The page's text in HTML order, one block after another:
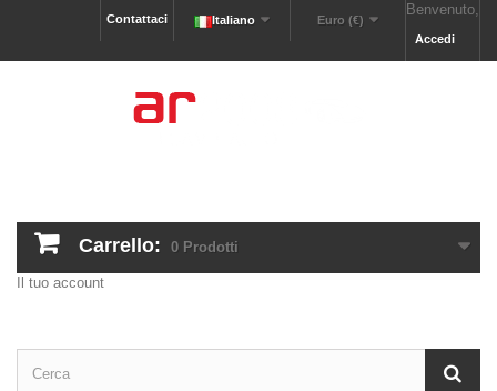
Benvenuto,
Accedi
Euro (€)
Italiano
Contattaci
Carrello: 0 Prodotti
Il tuo account